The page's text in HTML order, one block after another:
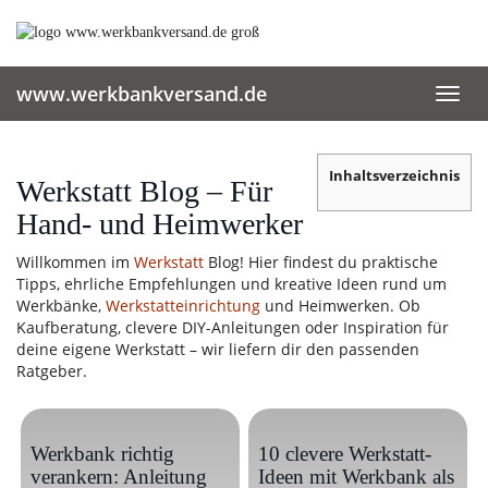
www.werkbankversand.de
Inhaltsverzeichnis
Werkstatt Blog – Für
Hand- und Heimwerker
Willkommen im Werkstatt Blog! Hier findest du praktische
Tipps, ehrliche Empfehlungen und kreative Ideen rund um
Werkbänke, Werkstatteinrichtung und Heimwerken. Ob
Kaufberatung, clevere DIY-Anleitungen oder Inspiration für
deine eigene Werkstatt – wir liefern dir den passenden
Ratgeber.
Werkbank richtig
verankern: Anleitung
10 clevere Werkstatt-
Ideen mit Werkbank als